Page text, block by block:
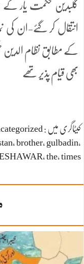
گلبدین حکمت یار کے
انتقال کر گئے-ان کی
کے مطابق نظام الدین
بھی قیام پذیر تھے
کیٹاگری میں :
، brother، gulbadin،
، the، times